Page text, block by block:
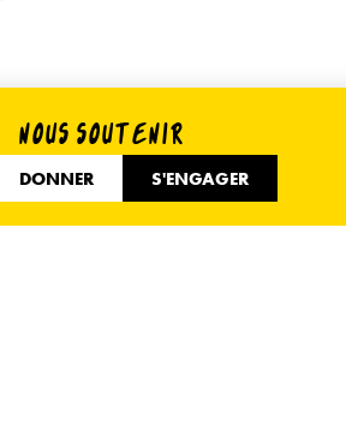
75019 Paris
NOUS SOUTENIR
DONNER S'ENGAGER